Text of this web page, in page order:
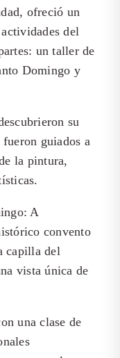
ofreció un
del
un taller de
Domingo y
su
guiados a
la pintura,
A
convento
capilla del
vista única de
una clase de